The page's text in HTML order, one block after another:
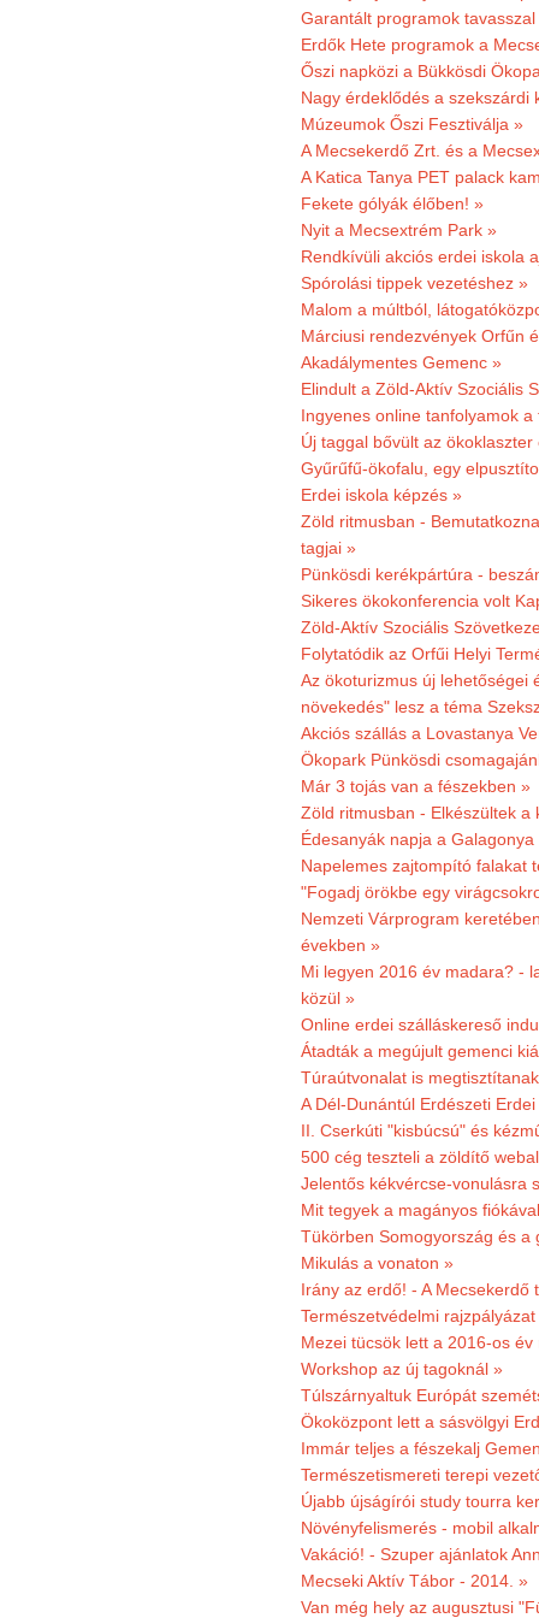
Garantált programok tavasszal
Erdők Hete programok a
Őszi napközi a Bükkösdi
Nagy érdeklődés a szekszárdi
Múzeumok Őszi Fesztiválja »
A Mecsekerdő Zrt. és a
A Katica Tanya PET palack
Fekete gólyák élőben! »
Nyit a Mecsextrém Park »
Rendkívüli akciós erdei iskola
Spórolási tippek vezetéshez »
Malom a múltból,
Márciusi rendezvények Orfűn
Akadálymentes Gemenc »
Elindult a Zöld-Aktív Szociális
Ingyenes online tanfolyamok
Új taggal bővült az ökoklaszter
Gyűrűfű-ökofalu, egy
Erdei iskola képzés »
Zöld ritmusban -
tagjai »
Pünkösdi kerékpártúra -
Sikeres ökokonferencia volt
Zöld-Aktív Szociális
Folytatódik az Orfűi Helyi
Az ökoturizmus új lehetőségei
növekedés" lesz a téma
Akciós szállás a Lovastanya
Ökopark Pünkösdi
Már 3 tojás van a fészekben »
Zöld ritmusban - Elkészültek
Édesanyák napja a
Napelemes zajtompító falakat
"Fogadj örökbe egy
Nemzeti Várprogram
években »
Mi legyen 2016 év madara? -
közül »
Online erdei szálláskereső
Átadták a megújult gemenci
Túraútvonalat is
A Dél-Dunántúl Erdészeti
II. Cserkúti "kisbúcsú" és
500 cég teszteli a zöldítő
Jelentős kékvércse-vonulásra
Mit tegyek a magányos
Tükörben Somogyország és a
Mikulás a vonaton »
Irány az erdő! - A
Természetvédelmi
Mezei tücsök lett a 2016-os év
Workshop az új tagoknál »
Túlszárnyaltuk Európát
Ökoközpont lett a sásvölgyi
Immár teljes a fészekalj
Természetismereti terepi
Újabb újságírói study tourra
Növényfelismerés - mobil
Vakáció! - Szuper ajánlatok
Mecseki Aktív Tábor - 2014. »
Van még hely az augusztusi